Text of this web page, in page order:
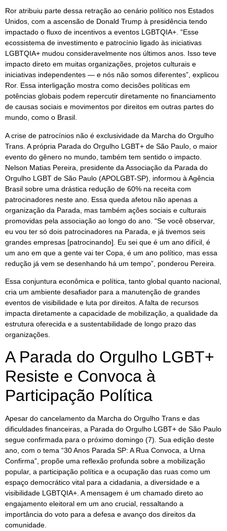
Ror atribuiu parte dessa retração ao cenário político nos Estados
Unidos, com a ascensão de Donald Trump à presidência tendo
impactado o fluxo de incentivos a eventos LGBTQIA+. “Esse
ecossistema de investimento e patrocínio ligado às iniciativas
LGBTQIA+ mudou consideravelmente nos últimos anos. Isso teve
impacto direto em muitas organizações, projetos culturais e
iniciativas independentes — e nós não somos diferentes”, explicou
Ror. Essa interligação mostra como decisões políticas em
potências globais podem repercutir diretamente no financiamento
de causas sociais e movimentos por direitos em outras partes do
mundo, como o Brasil.
A crise de patrocínios não é exclusividade da Marcha do Orgulho
Trans. A própria Parada do Orgulho LGBT+ de São Paulo, o maior
evento do gênero no mundo, também tem sentido o impacto.
Nelson Matias Pereira, presidente da Associação da Parada do
Orgulho LGBT de São Paulo (APOLGBT-SP), informou à Agência
Brasil sobre uma drástica redução de 60% na receita com
patrocinadores neste ano. Essa queda afetou não apenas a
organização da Parada, mas também ações sociais e culturais
promovidas pela associação ao longo do ano. “Se você observar,
eu vou ter só dois patrocinadores na Parada, e já tivemos seis
grandes empresas [patrocinando]. Eu sei que é um ano difícil, é
um ano em que a gente vai ter Copa, é um ano político, mas essa
redução já vem se desenhando há um tempo”, ponderou Pereira.
Essa conjuntura econômica e política, tanto global quanto nacional,
cria um ambiente desafiador para a manutenção de grandes
eventos de visibilidade e luta por direitos. A falta de recursos
impacta diretamente a capacidade de mobilização, a qualidade da
estrutura oferecida e a sustentabilidade de longo prazo das
organizações.
A Parada do Orgulho LGBT+
Resiste e Convoca à
Participação Política
Apesar do cancelamento da Marcha do Orgulho Trans e das
dificuldades financeiras, a Parada do Orgulho LGBT+ de São Paulo
segue confirmada para o próximo domingo (7). Sua edição deste
ano, com o tema “30 Anos Parada SP: A Rua Convoca, a Urna
Confirma”, propõe uma reflexão profunda sobre a mobilização
popular, a participação política e a ocupação das ruas como um
espaço democrático vital para a cidadania, a diversidade e a
visibilidade LGBTQIA+. A mensagem é um chamado direto ao
engajamento eleitoral em um ano crucial, ressaltando a
importância do voto para a defesa e avanço dos direitos da
comunidade.